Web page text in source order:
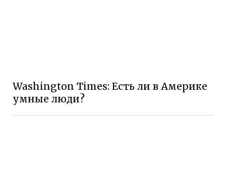
Washington Times: Есть ли в Америке
умные люди?